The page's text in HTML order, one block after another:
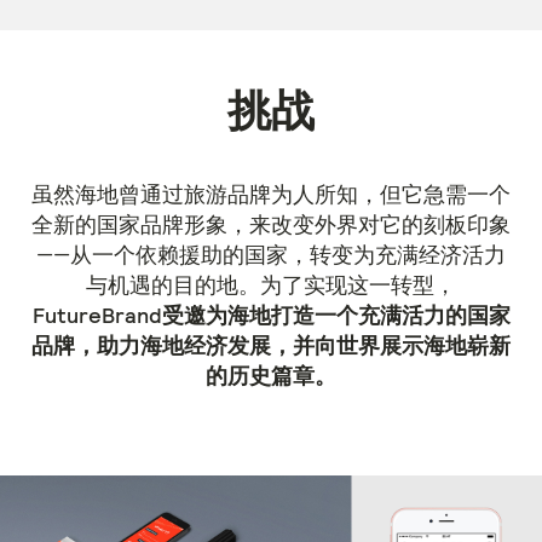
挑战
虽然海地曾通过旅游品牌为人所知，但它急需一个
全新的国家品牌形象，来改变外界对它的刻板印象
——从一个依赖援助的国家，转变为充满经济活力
与机遇的目的地。为了实现这一转型，
FutureBrand受邀为海地打造一个充满活力的国家
品牌，助力海地经济发展，并向世界展示海地崭新
的历史篇章。